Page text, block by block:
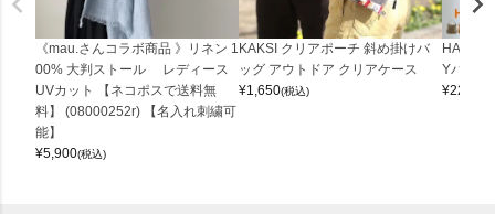
《mau.さんコラボ商品 》リネン 1
00% 大判ストール レディース
UVカット 【ネコポスで送料無
料】 (08000252r) 【名入れ刺繍可
能】
¥5,900(税込)
KAKSI クリアポーチ 斜め掛けバ
ッグ アウトドア クリアケース
¥1,650(税込)
Yバッグ
¥22,000